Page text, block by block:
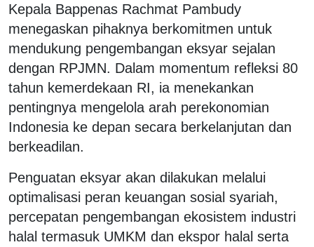
Kepala Bappenas Rachmat Pambudy
menegaskan pihaknya berkomitmen untuk
mendukung pengembangan eksyar sejalan
dengan RPJMN. Dalam momentum refleksi 80
tahun kemerdekaan RI, ia menekankan
pentingnya mengelola arah perekonomian
Indonesia ke depan secara berkelanjutan dan
berkeadilan.
Penguatan eksyar akan dilakukan melalui
optimalisasi peran keuangan sosial syariah,
percepatan pengembangan ekosistem industri
halal termasuk UMKM dan ekspor halal serta